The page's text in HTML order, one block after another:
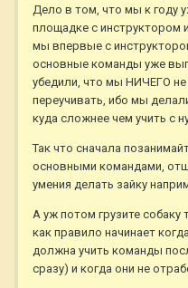
Дело в том, что мы к году
площадке с инструктором
мы впервые с
основные команды уже
убедили, что мы НИЧЕГО
переучивать, ибо мы
куда сложнее чем учить с
Так что сначала
основными командами,
умения делать зайку
А уж потом грузите
как правило начинает
должна учить команды
сразу) и когда они не